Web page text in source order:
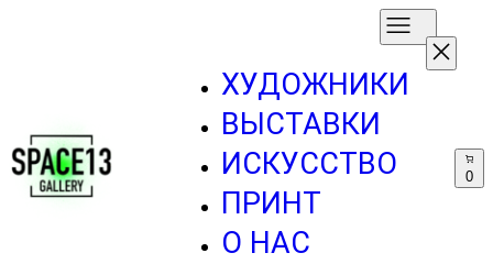
ХУДОЖНИКИ
ВЫСТАВКИ
ИСКУССТВО
ПРИНТ
О НАС
0